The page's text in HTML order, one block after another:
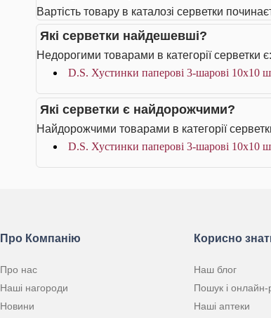
Вартість товару в каталозі серветки
Які серветки найдешевші?
Недорогими товарами в категорії серветки є:
D.S. Хустинки паперові 3-шарові 10х10
Які серветки є найдорожчими?
Найдорожчими товарами в категорії
D.S. Хустинки паперові 3-шарові 10х10
Про Компанію
Про нас
Наші нагороди
Новини
Корисно
Наш блог
Пошук і онлайн-
Наші аптеки